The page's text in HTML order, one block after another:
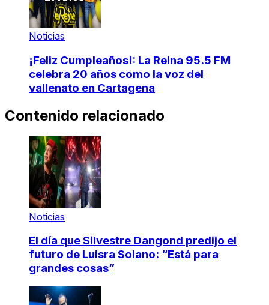
Noticias
¡Feliz Cumpleaños!: La Reina 95.5 FM
celebra 20 años como la voz del
vallenato en Cartagena
Contenido relacionado
Noticias
El día que Silvestre Dangond predijo el
futuro de Luisra Solano: “Está para
grandes cosas”